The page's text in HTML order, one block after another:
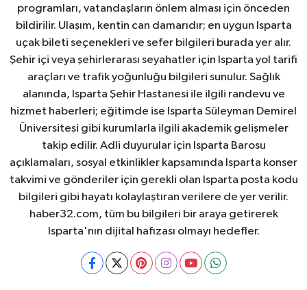
programları, vatandaşların önlem alması için önceden
bildirilir. Ulaşım, kentin can damarıdır; en uygun Isparta
uçak bileti seçenekleri ve sefer bilgileri burada yer alır.
Şehir içi veya şehirlerarası seyahatler için Isparta yol tarifi
araçları ve trafik yoğunluğu bilgileri sunulur. Sağlık
alanında, Isparta Şehir Hastanesi ile ilgili randevu ve
hizmet haberleri; eğitimde ise Isparta Süleyman Demirel
Üniversitesi gibi kurumlarla ilgili akademik gelişmeler
takip edilir. Adli duyurular için Isparta Barosu
açıklamaları, sosyal etkinlikler kapsamında Isparta konser
takvimi ve gönderiler için gerekli olan Isparta posta kodu
bilgileri gibi hayatı kolaylaştıran verilere de yer verilir.
haber32.com, tüm bu bilgileri bir araya getirerek
Isparta'nın dijital hafızası olmayı hedefler.